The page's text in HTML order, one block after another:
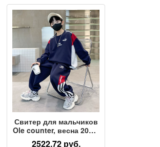
весенняя одежда для
больших детей,
весенняя
тренировочная одежда
Свитер для мальчиков
Ole counter, весна 2025,
новые весенние и
2522.72 руб.